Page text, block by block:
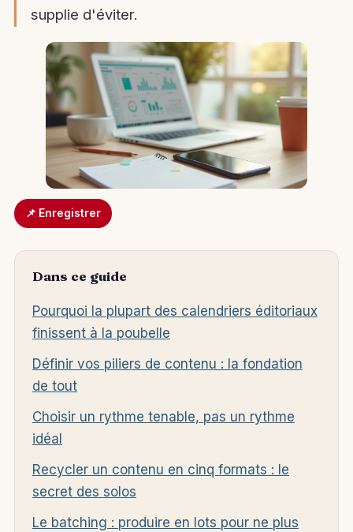
supplie d'éviter.
📌 Enregistrer
Dans ce guide
Pourquoi la plupart des calendriers éditoriaux
finissent à la poubelle
Définir vos piliers de contenu : la fondation
de tout
Choisir un rythme tenable, pas un rythme
idéal
Recycler un contenu en cinq formats : le
secret des solos
Le batching : produire en lots pour ne plus